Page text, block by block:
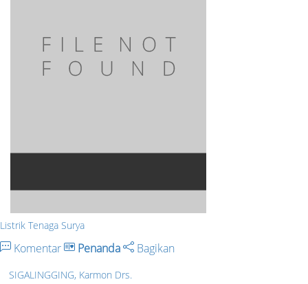
Listrik Tenaga Surya
Komentar Penanda Bagikan
SIGALINGGING, Karmon Drs.